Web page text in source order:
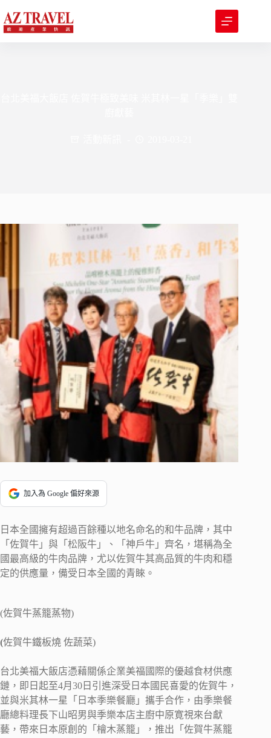
至
主
加入為 Google 偏好來源
日本全國擁有超過百餘種以地名命名的和牛品牌，其中
「佐賀牛」與「松阪牛」、「神戶牛」齊名，堪稱為全
國最高級的牛肉品牌，尤以佐賀牛其高品質的牛肉和穩
定的供應量，備受日本全國的青睞。
(佐賀牛蒸籠蒸物)
(佐賀牛鐵板燒 佐蔬菜)
台北美福大飯店憑藉關係企業美福國際的優越食材供應
鏈，即日起至4月30日引進深受日本國民喜愛的佐賀牛，
並與米其林一星「日本季樂餐廳」攜手合作，由季樂餐
廳總料理長下山昭男與季樂本店主廚中原寛視來台獻
藝，帶來日本原創的「檜木蒸籠」，推出「佐賀牛蒸籠